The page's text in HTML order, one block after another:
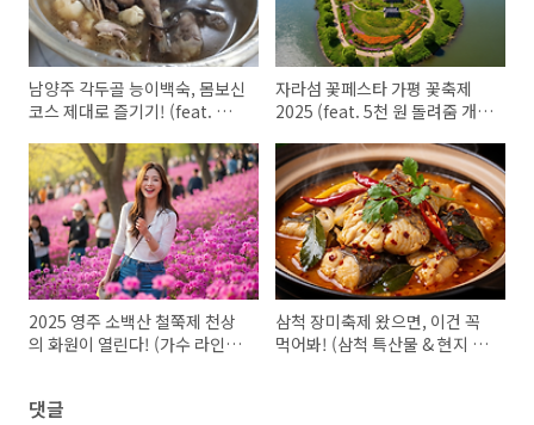
남양주 각두골 능이백숙, 몸보신
코스 제대로 즐기기! (feat. 근처
자라섬 꽃페스타 가평 꽃축제
2025 (feat. 5천 원 돌려줌 개이
2025 영주 소백산 철쭉제 천상
의 화원이 열린다! (가수 라인업
삼척 장미축제 왔으면, 이건 꼭
먹어봐! (삼척 특산물 & 현지 맛
댓글